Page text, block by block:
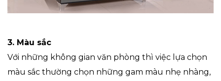
3. Màu sắc
Với những không gian văn phòng thì việc lựa chọn
màu sắc thường chọn những gam màu nhẹ nhàng,